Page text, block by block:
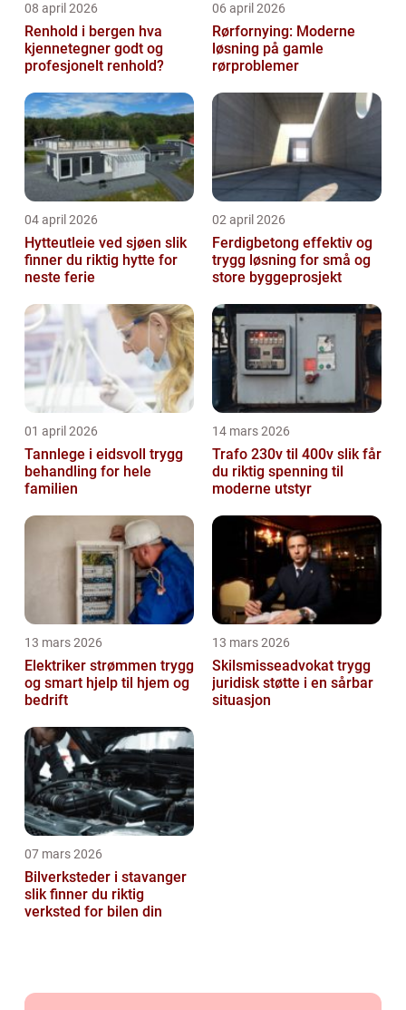
08 april 2026
Renhold i bergen hva
kjennetegner godt og
profesjonelt renhold?
06 april 2026
Rørfornying: Moderne
løsning på gamle
rørproblemer
04 april 2026
Hytteutleie ved sjøen slik
finner du riktig hytte for
neste ferie
02 april 2026
Ferdigbetong effektiv og
trygg løsning for små og
store byggeprosjekt
01 april 2026
Tannlege i eidsvoll trygg
behandling for hele
familien
14 mars 2026
Trafo 230v til 400v slik får
du riktig spenning til
moderne utstyr
13 mars 2026
Elektriker strømmen trygg
og smart hjelp til hjem og
bedrift
13 mars 2026
Skilsmisseadvokat trygg
juridisk støtte i en sårbar
situasjon
07 mars 2026
Bilverksteder i stavanger
slik finner du riktig
verksted for bilen din